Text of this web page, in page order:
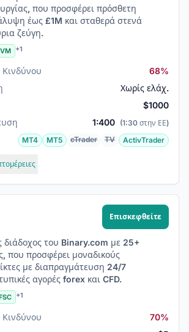
που προσφέρει πρόσθετη
έως £1M και σταθερά στενά
ζεύγη.
+1
Κινδύνου
68%
Χωρίς ελάχ.
$1000
1:400 (1:30 στην ΕΕ)
MT4 MT5 cTrader TV ActivTrader
Επισκεφθείτε
του Binary.com με 25+
που προσφέρει μοναδικούς
με διαπραγμάτευση 24/7
αγορές forex και CFD.
+1
Κινδύνου
70%